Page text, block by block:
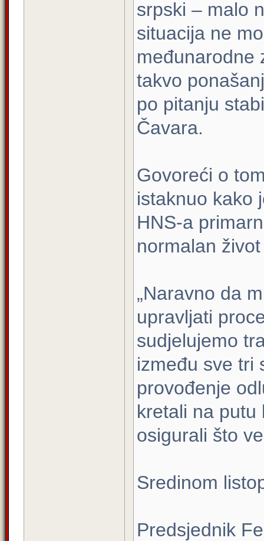
srpski – malo
situacija ne
međunarodne
takvo
po pitanju
Čavara.
Govoreći o
istaknuo kako
HNS-a
normalan
„Naravno da
upravljati
sudjelujemo
između sve tri
provođenje
kretali na putu
osigurali što
Sredinom
Predsjednik